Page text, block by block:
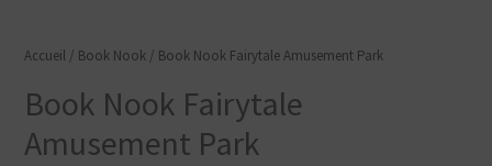
Accueil / Book Nook/ Book Nook Fairytale Amusement Park
Book Nook Fairytale
Amusement Park